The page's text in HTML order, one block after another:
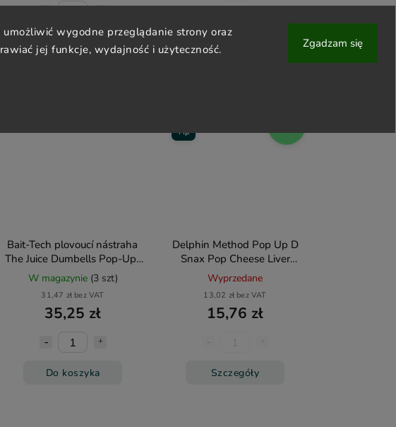
wygodne przeglądanie strony oraz
jej funkcje, wydajność i użyteczność.
Zgadzam się
Do koszyka Szczegóły
Bait-Tech plovoucí nástraha
The Juice Dumbells Pop-Ups
8mm 100ml
W magazynie (3 szt)
31,47 zł bez VAT
35,25 zł
Do koszyka
Tip
Delphin Method Pop Up D
Snax Pop Cheese Liver
12mm 20g
Wyprzedane
13,02 zł bez VAT
15,76 zł
Szczegóły